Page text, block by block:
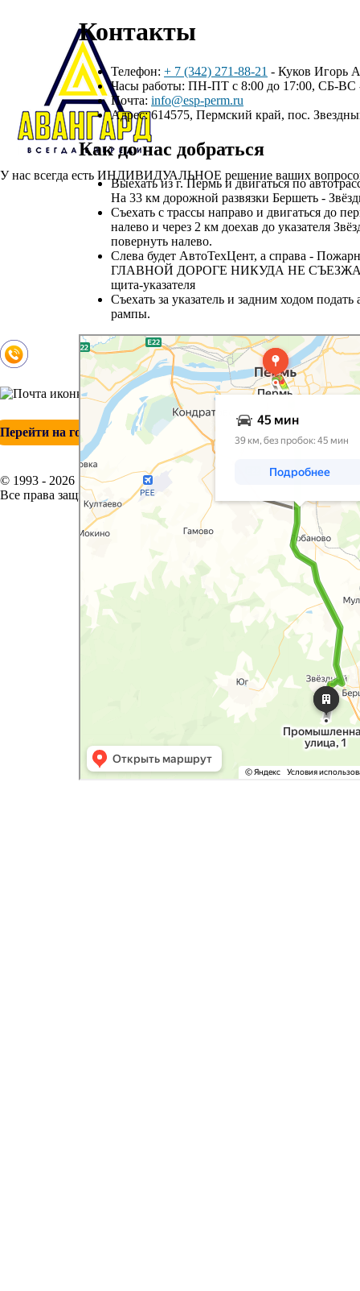
У нас всегда есть ИНДИВИДУАЛЬНОЕ решение ваших
Этапы изготовление инструмента
Определение номенклатуры инструмента
3D моделирование инструмента
Конструирование инструмента
Контроль качества инструмента
Маркировка и упаковка инструмента
+ 7 (342) 271-88-21
Перейти на головной сайт
© 1993 - 2026
Все права защищены.
Контакты
Телефон: + 7 (342) 271-88-21 - Куков Игорь
Часы работы: ПН-ПТ с 8:00 до 17:00, СБ-ВС
Почта: info@esp-perm.ru
Адрес: 614575, Пермский край, пос.
Как до нас добраться
Выехать из г. Пермь и двигаться по
На 33 км дорожной развязки Бершеть -
Съехать с трассы направо и двигаться до
налево и через 2 км доехав до указателя
повернуть налево.
Слева будет АвтоТехЦент, а справа -
ГЛАВНОЙ ДОРОГЕ НИКУДА НЕ СЪЕЗЖАЯ
щита-указателя
Съехать за указатель и задним ходом
рампы.